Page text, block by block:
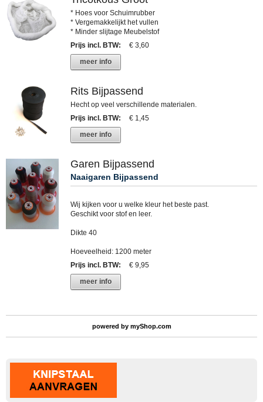
* Hoes voor Schuimrubber
* Vergemakkelijkt het vullen
* Minder slijtage Meubelstof
Prijs incl. BTW:
€ 3,60
meer info
Rits Bijpassend
Hecht op veel verschillende materialen.
Prijs incl. BTW:
€ 1,45
meer info
Garen Bijpassend
Naaigaren Bijpassend
Wij kijken voor u welke kleur het beste past.
Geschikt voor stof en leer.
Dikte 40
Hoeveelheid: 1200 meter
Prijs incl. BTW:
€ 9,95
meer info
powered by myShop.com